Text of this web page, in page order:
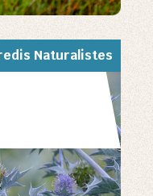
Naturalistes